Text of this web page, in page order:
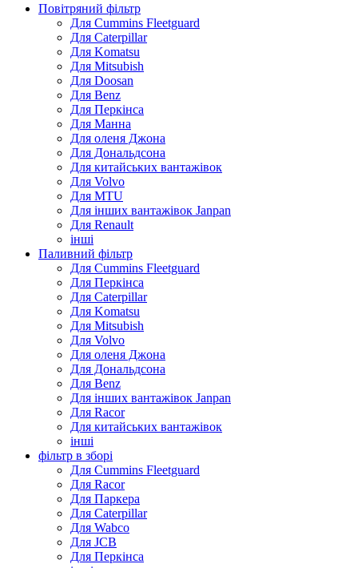
Повітряний фільтр
Для Cummins Fleetguard
Для Caterpillar
Для Komatsu
Для Mitsubish
Для Doosan
Для Benz
Для Перкінса
Для Манна
Для оленя Джона
Для Дональдсона
Для китайських вантажівок
Для Volvo
Для MTU
Для інших вантажівок Janpan
Для Renault
інші
Паливний фільтр
Для Cummins Fleetguard
Для Перкінса
Для Caterpillar
Для Komatsu
Для Mitsubish
Для Volvo
Для оленя Джона
Для Дональдсона
Для Benz
Для інших вантажівок Janpan
Для Racor
Для китайських вантажівок
інші
фільтр в зборі
Для Cummins Fleetguard
Для Racor
Для Паркера
Для Caterpillar
Для Wabco
Для JCB
Для Перкінса